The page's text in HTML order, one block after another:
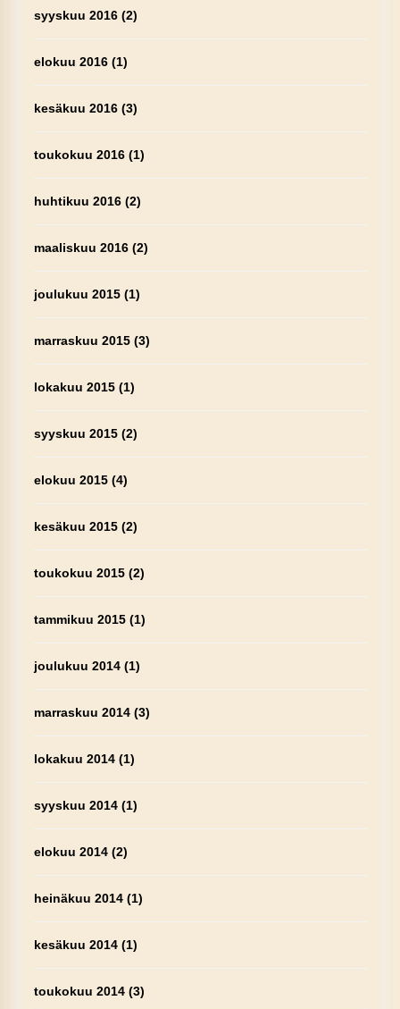
syyskuu 2016(2)
elokuu 2016(1)
kesäkuu 2016(3)
toukokuu 2016(1)
huhtikuu 2016(2)
maaliskuu 2016(2)
joulukuu 2015(1)
marraskuu 2015(3)
lokakuu 2015(1)
syyskuu 2015(2)
elokuu 2015(4)
kesäkuu 2015(2)
toukokuu 2015(2)
tammikuu 2015(1)
joulukuu 2014(1)
marraskuu 2014(3)
lokakuu 2014(1)
syyskuu 2014(1)
elokuu 2014(2)
heinäkuu 2014(1)
kesäkuu 2014(1)
toukokuu 2014(3)